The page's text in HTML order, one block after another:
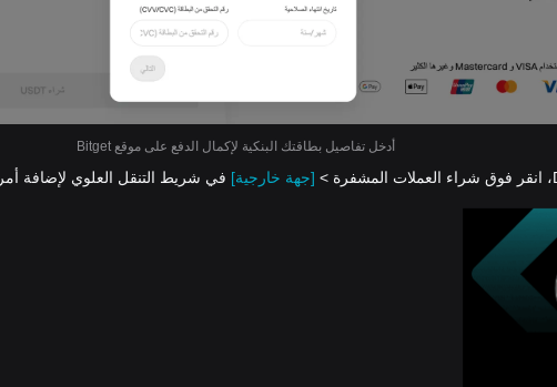
أدخل تفاصيل بطاقتك البنكية لإكمال الدفع على موقع Bitget
[جهة خارجية] في شريط التنقل العلوي لإضافة أمر DAI.